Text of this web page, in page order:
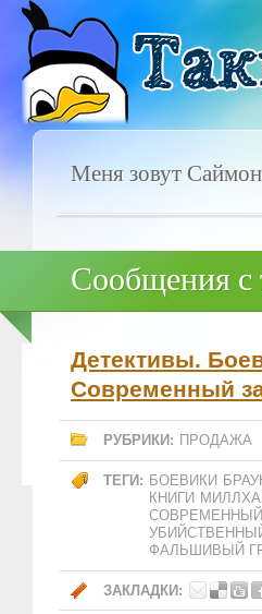
Меня зовут
Сообщения с
Детективы.
Современный
РУБРИКИ: ПРОДАЖА
ТЕГИ: БОЕВИКИ
КНИГИ
ФАЛЬШИВЫЙ
ЗАКЛАДКИ: